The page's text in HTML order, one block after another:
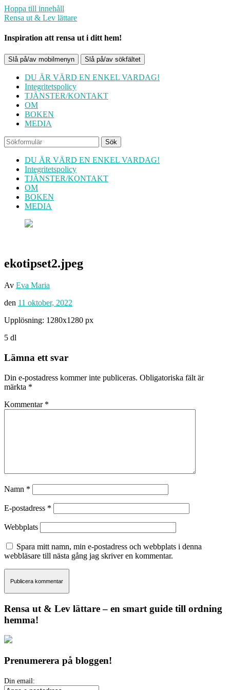
Hoppa till innehåll
Rensa ut & Lev lättare
Inspiration att rensa ut i ditt hem!
Slå på/av mobilmenyn Slå på/av sökfältet
DU ÄR VÄRD EN ENKEL VARDAG!
Integritetspolicy
TJÄNSTER/KONTAKT
OM
BOKEN
MEDIA
Sök
DU ÄR VÄRD EN ENKEL VARDAG!
Integritetspolicy
TJÄNSTER/KONTAKT
OM
BOKEN
MEDIA
ekotipset2.jpeg
Av Eva Maria
den 11 oktober, 2022
Upplösning: 1280x1280 px
5 dl
Lämna ett svar
Din e-postadress kommer inte publiceras. Obligatoriska fält är
märkta *
Kommentar *
Namn *
E-postadress *
Webbplats
Spara mitt namn, min e-postadress och webbplats i denna
webbläsare till nästa gång jag skriver en kommentar.
Rensa ut & Lev lättare – en smart guide till ordning
hemma!
Prenumerera på bloggen!